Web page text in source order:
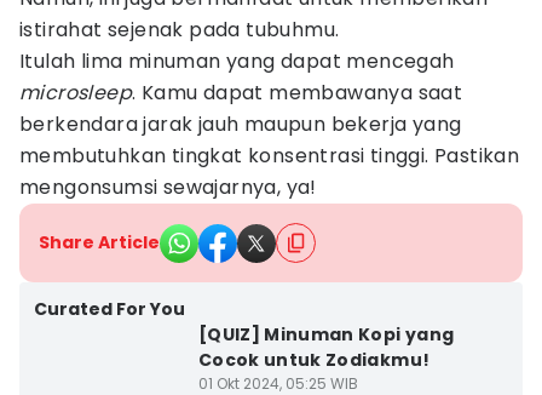
istirahat sejenak pada tubuhmu.
Itulah lima minuman yang dapat mencegah
microsleep. Kamu dapat membawanya saat
berkendara jarak jauh maupun bekerja yang
membutuhkan tingkat konsentrasi tinggi. Pastikan
mengonsumsi sewajarnya, ya!
Share Article
Curated For You
[QUIZ] Minuman Kopi yang
Cocok untuk Zodiakmu!
01 Okt 2024, 05:25 WIB